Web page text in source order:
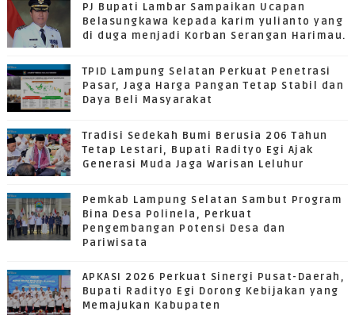
PJ Bupati Lambar Sampaikan Ucapan
Belasungkawa kepada karim yulianto yang
di duga menjadi Korban Serangan Harimau.
TPID Lampung Selatan Perkuat Penetrasi
Pasar, Jaga Harga Pangan Tetap Stabil dan
Daya Beli Masyarakat
Tradisi Sedekah Bumi Berusia 206 Tahun
Tetap Lestari, Bupati Radityo Egi Ajak
Generasi Muda Jaga Warisan Leluhur
Pemkab Lampung Selatan Sambut Program
Bina Desa Polinela, Perkuat
Pengembangan Potensi Desa dan
Pariwisata
APKASI 2026 Perkuat Sinergi Pusat-Daerah,
Bupati Radityo Egi Dorong Kebijakan yang
Memajukan Kabupaten